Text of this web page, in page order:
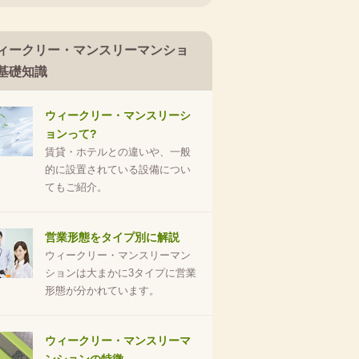
ークリー・マンスリーマンショ
礎知識
ウィークリー・マンスリーシ
ョンって?
賃貸・ホテルとの違いや、一般
的に設置されている設備につい
てもご紹介。
営業形態をタイプ別に解説
ウィークリー・マンスリーマン
ションは大まかに3タイプに営業
形態が分かれています。
ウィークリー・マンスリーマ